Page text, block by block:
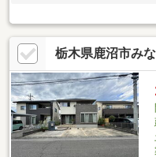
栃木県鹿沼市み